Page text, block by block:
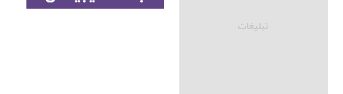
رئیس سازمان جهاد کشاورزی استان: کشاورزان